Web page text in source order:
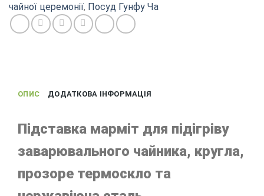
підігрівом
від
сталь
чайної церемонії, Посуд Гунфу Ча
ОПИС ДОДАТКОВА ІНФОРМАЦІЯ
Підставка марміт для підігріву
заварювального чайника, кругла,
прозоре термоскло та